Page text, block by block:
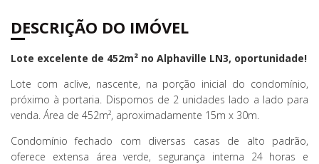
DESCRIÇÃO DO IMÓVEL
Lote excelente de 452m² no Alphaville LN3, oportunidade!
Lote com aclive, nascente, na porção inicial do condomínio,
próximo à portaria. Dispomos de 2 unidades lado a lado para
venda. Área de 452m², aproximadamente 15m x 30m.
Condomínio fechado com diversas casas de alto padrão,
oferece extensa área verde, segurança interna 24 horas e